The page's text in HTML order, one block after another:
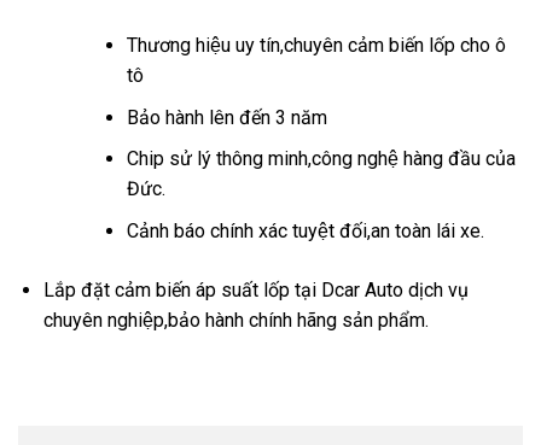
Thương hiệu uy tín,chuyên cảm biến lốp cho ô
tô
Bảo hành lên đến 3 năm
Chip sử lý thông minh,công nghệ hàng đầu của
Đức.
Cảnh báo chính xác tuyệt đối,an toàn lái xe.
Lắp đặt cảm biến áp suất lốp tại Dcar Auto dịch vụ
chuyên nghiệp,bảo hành chính hãng sản phẩm.